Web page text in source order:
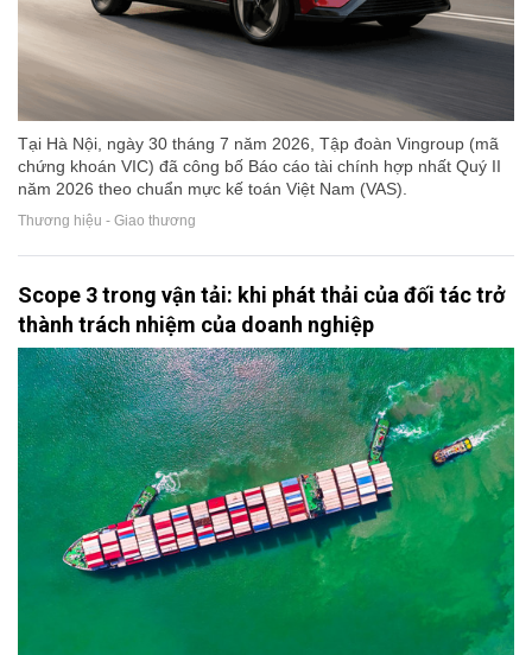
Tại Hà Nội, ngày 30 tháng 7 năm 2026, Tập đoàn Vingroup (mã
chứng khoán VIC) đã công bố Báo cáo tài chính hợp nhất Quý II
năm 2026 theo chuẩn mực kế toán Việt Nam (VAS).
Thương hiệu - Giao thương
Scope 3 trong vận tải: khi phát thải của đối tác trở
thành trách nhiệm của doanh nghiệp